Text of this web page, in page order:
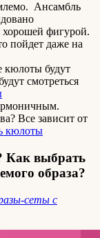
Ансамбль
хорошей фигурой.
пойдет даже на
кюлоты будут
смотреться
Все зависит от
Как выбрать
образа?
сеты с